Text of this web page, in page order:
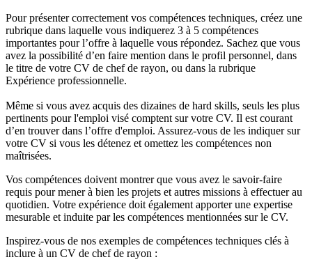
Pour présenter correctement vos compétences techniques, créez une
rubrique dans laquelle vous indiquerez 3 à 5 compétences
importantes pour l’offre à laquelle vous répondez. Sachez que vous
avez la possibilité d’en faire mention dans le profil personnel, dans
le titre de votre CV de chef de rayon, ou dans la rubrique
Expérience professionnelle.
Même si vous avez acquis des dizaines de hard skills, seuls les plus
pertinents pour l'emploi visé comptent sur votre CV. Il est courant
d’en trouver dans l’offre d'emploi. Assurez-vous de les indiquer sur
votre CV si vous les détenez et omettez les compétences non
maîtrisées.
Vos compétences doivent montrer que vous avez le savoir-faire
requis pour mener à bien les projets et autres missions à effectuer au
quotidien. Votre expérience doit également apporter une expertise
mesurable et induite par les compétences mentionnées sur le CV.
Inspirez-vous de nos exemples de compétences techniques clés à
inclure à un CV de chef de rayon :